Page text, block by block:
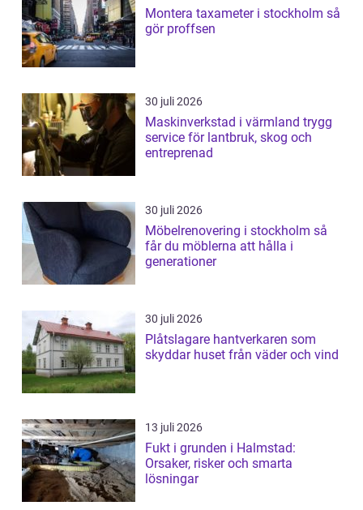
Montera taxameter i stockholm så
gör proffsen
30 juli 2026
Maskinverkstad i värmland trygg
service för lantbruk, skog och
entreprenad
30 juli 2026
Möbelrenovering i stockholm så
får du möblerna att hålla i
generationer
30 juli 2026
Plåtslagare hantverkaren som
skyddar huset från väder och vind
13 juli 2026
Fukt i grunden i Halmstad:
Orsaker, risker och smarta
lösningar